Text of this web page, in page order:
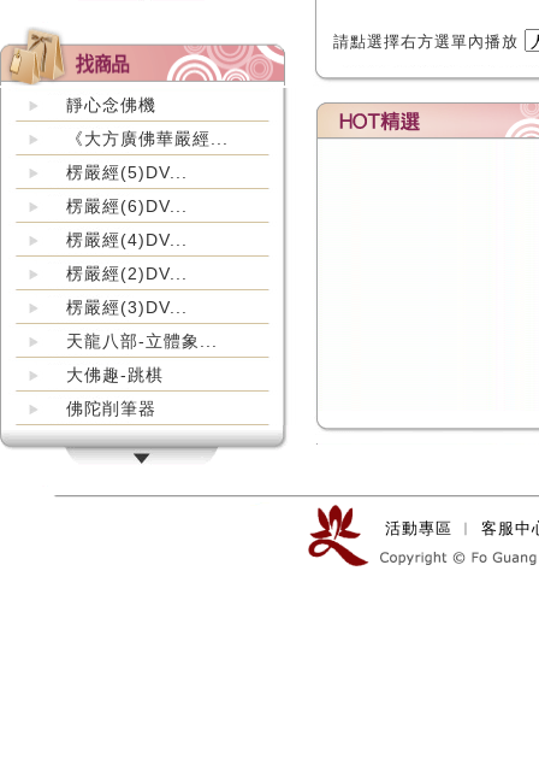
靜心念佛機
《大方廣佛華嚴經...
楞嚴經(5)DV...
楞嚴經(6)DV...
楞嚴經(4)DV...
楞嚴經(2)DV...
楞嚴經(3)DV...
天龍八部-立體象...
大佛趣-跳棋
佛陀削筆器
請點選擇右方選單內播放
活動專區 ︱ 客服中